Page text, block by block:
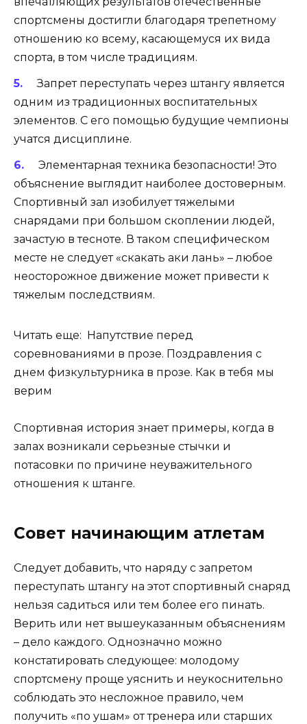
спортсмены достигли благодаря трепетному
отношению ко всему, касающемуся их вида
спорта, в том числе традициям.
Запрет переступать через штангу является
одним из традиционных воспитательных
элементов. С его помощью будущие чемпионы
учатся дисциплине.
Элементарная техника безопасности! Это
объяснение выглядит наиболее достоверным.
Спортивный зал изобилует тяжелыми
снарядами при большом скоплении людей,
зачастую в тесноте. В таком специфическом
месте не следует «скакать аки лань» – любое
неосторожное движение может привести к
тяжелым последствиям.
Читать еще: Напутствие перед
соревнованиями в прозе. Поздравления с
днем физкультурника в прозе. Как в тебя мы
верим
Спортивная история знает примеры, когда в
залах возникали серьезные стычки и
потасовки по причине неуважительного
отношения к штанге.
Совет начинающим атлетам
Следует добавить, что наряду с запретом
переступать штангу на этот спортивный снаряд
нельзя садиться или тем более его пинать.
Верить или нет вышеуказанным объяснениям
– дело каждого. Однозначно можно
констатировать следующее: молодому
спортсмену проще уяснить и неукоснительно
соблюдать это несложное правило, чем
получить «по ушам» от тренера или старших